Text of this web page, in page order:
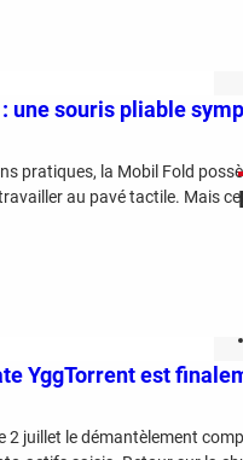
une souris pliable
pratiques, la Mobil Fold
au pavé tactile. Mais
YggTorrent est
juillet le démantèlement